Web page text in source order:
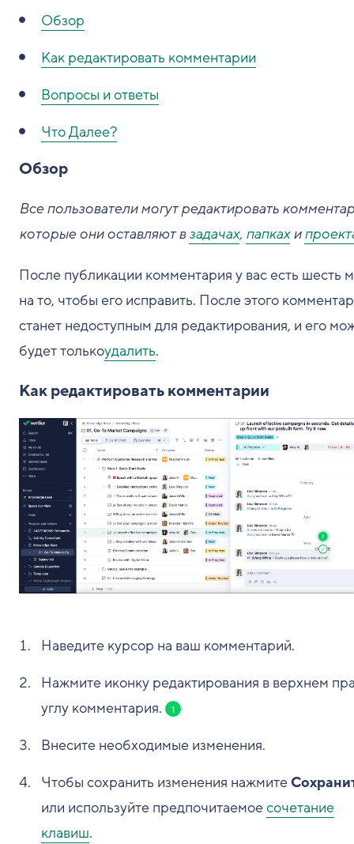
Обзор
Как редактировать комментарии
Вопросы и ответы
Что Далее?
Обзор
Все пользователи могут редактировать
которые они оставляют взадачах, папкахи
После публикации комментария у вас есть шесть
на то, чтобы его исправить. После этого
станет недоступным для редактирования, и его
будет толькоудалить.
Как редактировать комментарии
Наведите курсор на ваш комментарий.
Нажмите иконку редактирования в верхнем
углу комментария.
1
Внесите необходимые изменения.
Чтобы сохранить изменения нажмите
или используйте предпочитаемоесочетание
клавиш.